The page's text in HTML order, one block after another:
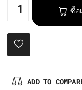
ซื้อ
ADD TO